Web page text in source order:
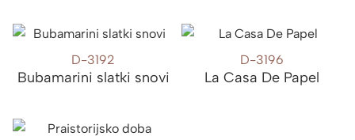
D-3192
Bubamarini slatki snovi
D-3196
La Casa De Papel